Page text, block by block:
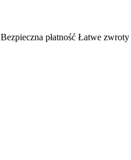
Bezpieczna płatność Łatwe zwroty